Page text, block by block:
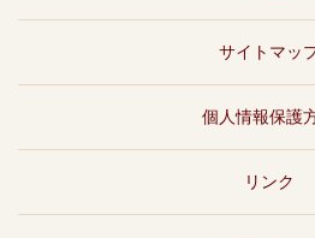
サイトマッ
個人情報保護
リンク